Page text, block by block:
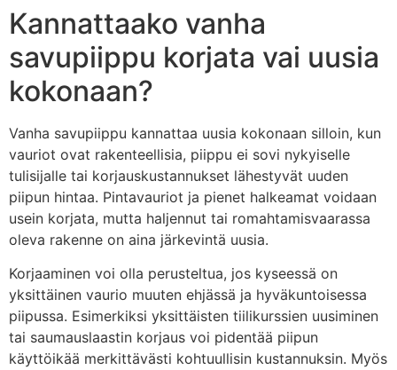
Kannattaako vanha
savupiippu korjata vai uusia
kokonaan?
Vanha savupiippu kannattaa uusia kokonaan silloin, kun
vauriot ovat rakenteellisia, piippu ei sovi nykyiselle
tulisijalle tai korjauskustannukset lähestyvät uuden
piipun hintaa. Pintavauriot ja pienet halkeamat voidaan
usein korjata, mutta haljennut tai romahtamisvaarassa
oleva rakenne on aina järkevintä uusia.
Korjaaminen voi olla perusteltua, jos kyseessä on
yksittäinen vaurio muuten ehjässä ja hyväkuntoisessa
piipussa. Esimerkiksi yksittäisten tiilikurssien uusiminen
tai saumauslaastin korjaus voi pidentää piipun
käyttöikää merkittävästi kohtuullisin kustannuksin. Myös